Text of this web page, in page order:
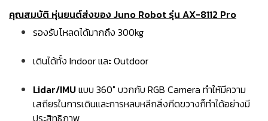
คุณสมบัติ หุ่นยนต์ส่งของ Juno Robot รุ่น AX-8112 Pro
รองรับโหลดได้มากถึง 300kg
เดินได้ทั้ง Indoor และ Outdoor
Lidar/IMUแบบ 360° บวกกับ RGB Camera ทำให้มีความ
เสถียรในการเดินและการหลบหลีกสิ่งกีดขวางก็ทำได้อย่างมี
ประสิทธิภาพ